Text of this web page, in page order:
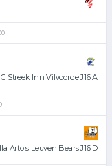
Streek Inn Vilvoorde J16 A
Artois Leuven Bears J16 D